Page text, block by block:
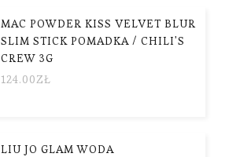
MAC POWDER KISS VELVET BLUR
SLIM STICK POMADKA / CHILI'S
CREW 3G
124.00ZŁ
LIU JO GLAM WODA